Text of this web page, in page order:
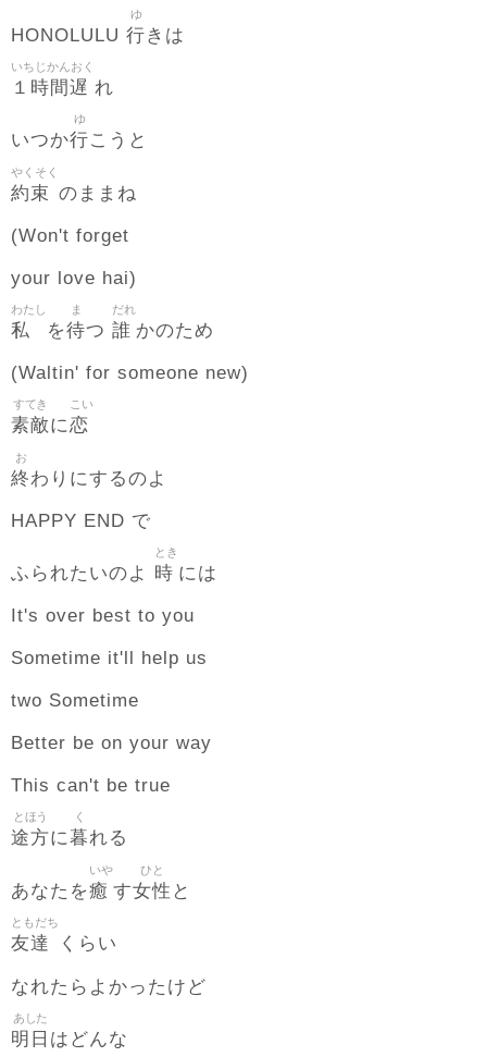
HONOLULU 行
ゆ
きは
１時間遅
いちじかんおく
れ
いつか行
ゆ
こうと
約束
やくそく
のままね
(Won't forget
your love hai)
私
わたし
を待
ま
つ 誰
だれ
かのため
(Waltin' for someone new)
素敵
すてき
に恋
こい
終
お
わりにするのよ
HAPPY END で
ふられたいのよ 時
とき
には
It's over best to you
Sometime it'll help us
two Sometime
Better be on your way
This can't be true
途方
とほう
に暮
く
れる
あなたを癒
いや
す女性
ひと
と
友達
ともだち
くらい
なれたらよかったけど
明日
あした
はどんな